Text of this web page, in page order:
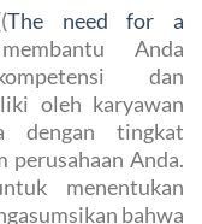
The need for a
Anda
dan
oleh karyawan
dengan tingkat
perusahaan Anda.
menentukan
bahwa